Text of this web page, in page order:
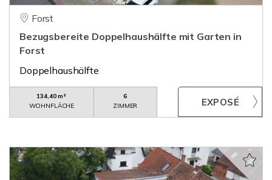
Forst
Bezugsbereite Doppelhaushälfte mit Garten in
Forst
Doppelhaushälfte
134,40 m²
WOHNFLÄCHE
6
ZIMMER